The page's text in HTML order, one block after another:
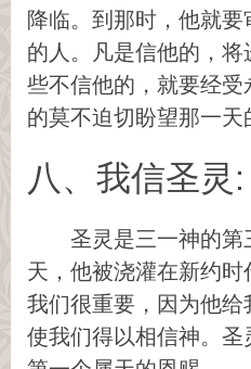
降临。到那时，他就
的人。凡是信他的，
些不信他的，就要经
的莫不迫切盼望那一天
八、我信圣灵:
圣灵是三一神的第
天，他被浇灌在新约
我们很重要，因为他给
使我们得以相信神。